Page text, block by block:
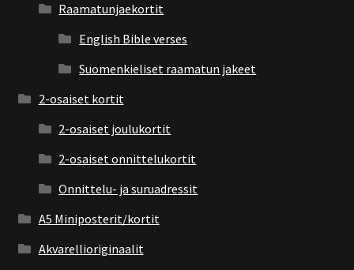
Raamatunjaekortit
English Bible verses
Suomenkieliset raamatun jakeet
2-osaiset kortit
2-osaiset joulukortit
2-osaiset onnittelukortit
Onnittelu- ja suruadressit
A5 Miniposterit/kortit
Akvarellioriginaalit